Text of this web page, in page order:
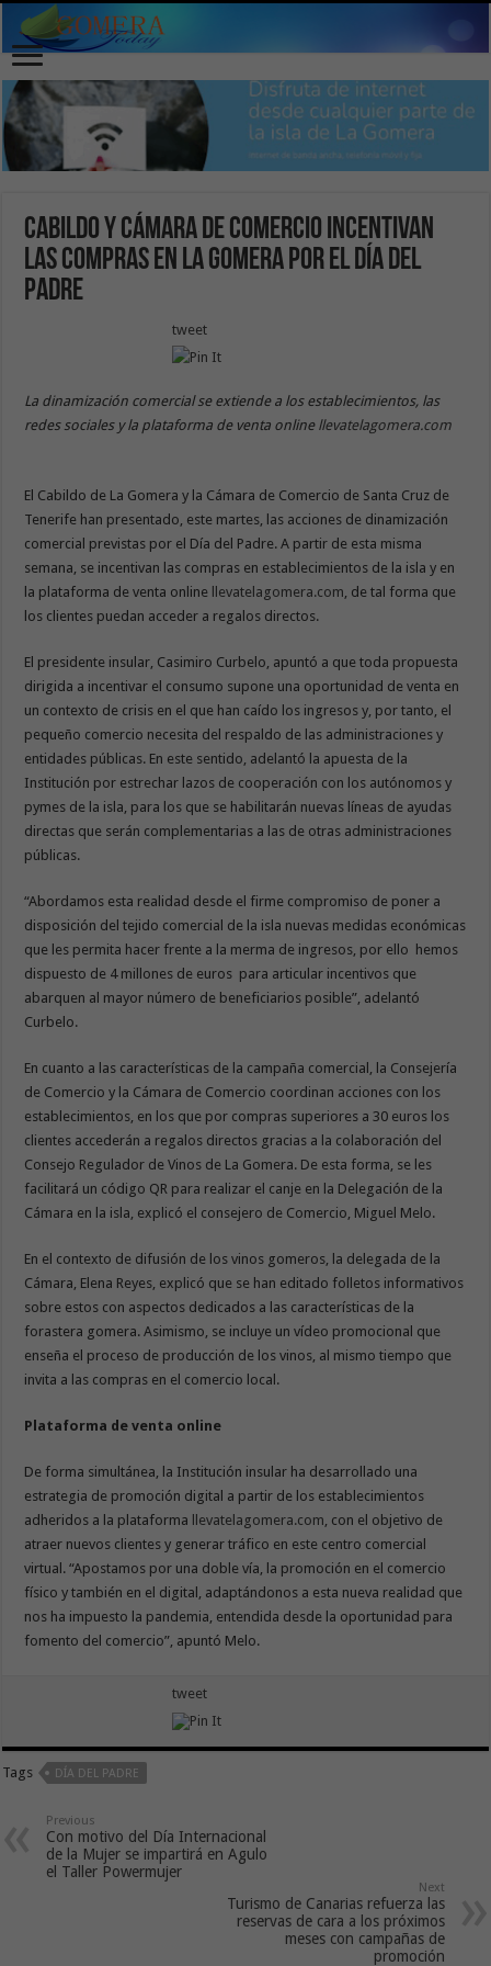
Cabildo y Cámara de Comercio incentivan
las compras en La Gomera por el Día del
Padre
tweet
La dinamización comercial se extiende a los establecimientos, las
redes sociales y la plataforma de venta online llevatelagomera.com
El Cabildo de La Gomera y la Cámara de Comercio de Santa Cruz de
Tenerife han presentado, este martes, las acciones de dinamización
comercial previstas por el Día del Padre. A partir de esta misma
semana, se incentivan las compras en establecimientos de la isla y en
la plataforma de venta online
llevatelagomera.com , de tal forma que
los clientes puedan acceder a regalos directos.
El presidente insular, Casimiro Curbelo, apuntó a que toda propuesta
dirigida a incentivar el consumo supone una oportunidad de venta en
un contexto de crisis en el que han caído los ingresos y, por tanto, el
pequeño comercio necesita del respaldo de las administraciones y
entidades públicas. En este sentido, adelantó la apuesta de la
Institución por estrechar lazos de cooperación con los autónomos y
pymes de la isla, para los que se habilitarán nuevas líneas de ayudas
directas que serán complementarias a las de otras administraciones
públicas.
“Abordamos esta realidad desde el firme compromiso de poner a
disposición del tejido comercial de la isla nuevas medidas económicas
que les permita hacer frente a la merma de ingresos, por ello hemos
dispuesto de 4 millones de euros para articular incentivos que
abarquen al mayor número de beneficiarios posible”, adelantó
Curbelo.
En cuanto a las características de la campaña comercial, la Consejería
de Comercio y la Cámara de Comercio coordinan acciones con los
establecimientos, en los que por compras superiores a 30 euros los
clientes accederán a regalos directos gracias a la colaboración del
Consejo Regulador de Vinos de La Gomera. De esta forma, se les
facilitará un código QR para realizar el canje en la Delegación de la
Cámara en la isla, explicó el consejero de Comercio, Miguel Melo.
En el contexto de difusión de los vinos gomeros, la delegada de la
Cámara, Elena Reyes, explicó que se han editado folletos informativos
sobre estos con aspectos dedicados a las características de la
forastera gomera. Asimismo, se incluye un vídeo promocional que
enseña el proceso de producción de los vinos, al mismo tiempo que
invita a las compras en el comercio local.
Plataforma de venta online
De forma simultánea, la Institución insular ha desarrollado una
estrategia de promoción digital a partir de los establecimientos
adheridos a la plataforma
llevatelagomera.com , con el objetivo de
atraer nuevos clientes y generar tráfico en este centro comercial
virtual. “Apostamos por una doble vía, la promoción en el comercio
físico y también en el digital, adaptándonos a esta nueva realidad que
nos ha impuesto la pandemia, entendida desde la oportunidad para
fomento del comercio”, apuntó Melo.
tweet
Tags DÍA DEL PADRE
Previous
Con motivo del Día Internacional
de la Mujer se impartirá en Agulo
el Taller Powermujer
Next
Turismo de Canarias refuerza las
reservas de cara a los próximos
meses con campañas de
promoción